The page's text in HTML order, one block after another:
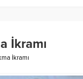
İkramı
İkramı